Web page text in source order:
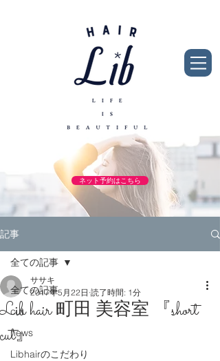
ネット予約はこちら
記事
全ての記事
cut
news
Libhairのこだわり
全ての記事
Lib hair 町田 美容室 『short
cut』
ササキ
2017年5月22日 読了時間: 1分